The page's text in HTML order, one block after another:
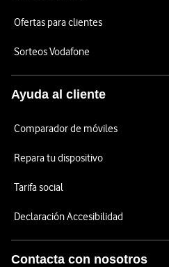
Ofertas para clientes
Sorteos Vodafone
Ayuda al cliente
Comparador de móviles
Repara tu dispositivo
Tarifa social
Declaración Accesibilidad
Contacta con nosotros